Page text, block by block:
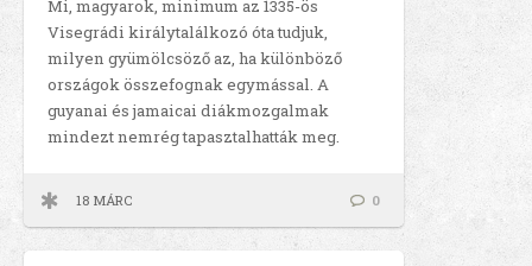
Mi, magyarok, minimum az 1335-ös
Visegrádi királytalálkozó óta tudjuk,
milyen gyümölcsöző az, ha különböző
országok összefognak egymással. A
guyanai és jamaicai diákmozgalmak
mindezt nemrég tapasztalhatták meg.
18 MÁRC 0